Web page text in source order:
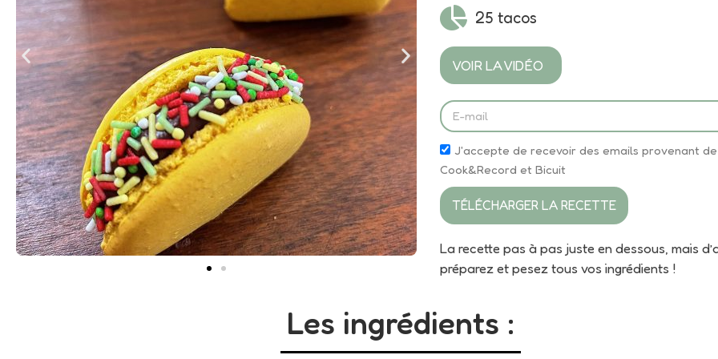
25 tacos
VOIR LA VIDÉO
J'accepte de recevoir des emails provenant de
Cook&Record et Bicuit
TÉLÉCHARGER LA RECETTE
La recette pas à pas juste en dessous, mais
préparez et pesez tous vos ingrédients !
Les ingrédients :